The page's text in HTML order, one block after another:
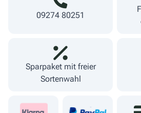
09274 80251
Sparpaket mit freier
Sortenwahl